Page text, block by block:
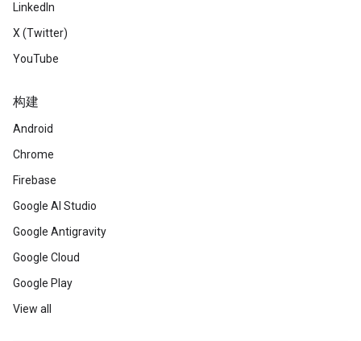
LinkedIn
X (Twitter)
YouTube
构建
Android
Chrome
Firebase
Google AI Studio
Google Antigravity
Google Cloud
Google Play
View all